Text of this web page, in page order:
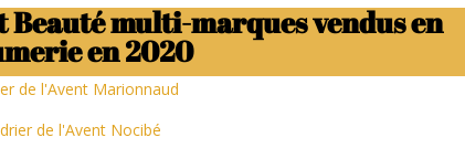
Beauté multi-marques vendus en
en 2020
de l'Avent Marionnaud
de l'Avent Nocibé